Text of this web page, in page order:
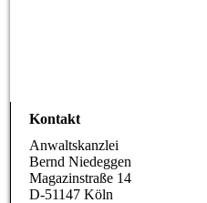
Kontakt
Anwaltskanzlei
Bernd Niedeggen
Magazinstraße 14
D-51147 Köln